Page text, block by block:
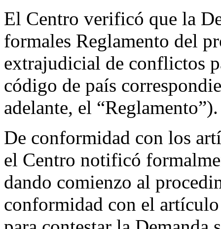
El Centro verificó que la
formales Reglamento del
extrajudicial de conflictos
código de país
adelante, el “Reglamento”).
De conformidad con los
el Centro notificó
dando comienzo al
conformidad con el